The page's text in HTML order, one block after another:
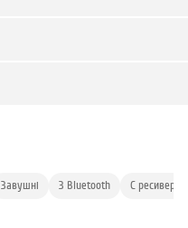
Завушні З Bluetooth С ресивером